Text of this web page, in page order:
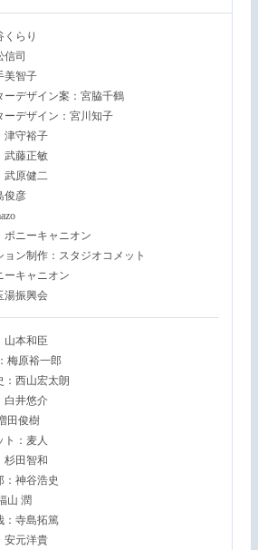
くらり
信司
美智子
ーデザイン案：宮脇千鶴
ーデザイン：宮川知子
津守裕子
武藤正敏
武原健二
俊彦
ポニーキャニオン
ョン制作：スタジオコメット
ーキャニオン
湯振興会
山本和臣
梅原裕一郎
：西山宏太朗
白井悠介
田俊樹
ト：麦人
杉田智和
：神谷浩史
山 潤
：寺島拓篤
安元洋貴